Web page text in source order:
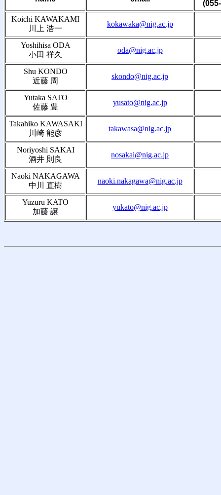
Koichi KAWAKAMI
川上 浩一
kokawaka@nig.ac.jp
Yoshihisa ODA
小田 祥久
oda@nig.ac.jp
Shu KONDO
近藤 周
skondo@nig.ac.jp
Yutaka SATO
佐藤 豊
yusato@nig.ac.jp
Takahiko KAWASAKI
川崎 能彦
takawasa@nig.ac.jp
Noriyoshi SAKAI
酒井 則良
nosakai@nig.ac.jp
Naoki NAKAGAWA
中川 直樹
naoki.nakagawa@nig.ac.jp
Yuzuru KATO
加藤 譲
yukato@nig.ac.jp